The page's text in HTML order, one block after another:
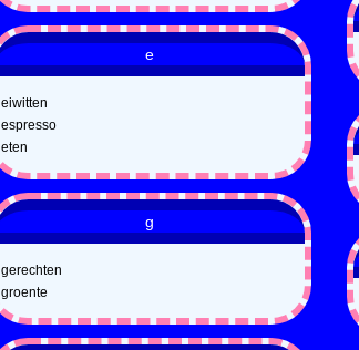
e
eiwitten
espresso
eten
g
gerechten
groente